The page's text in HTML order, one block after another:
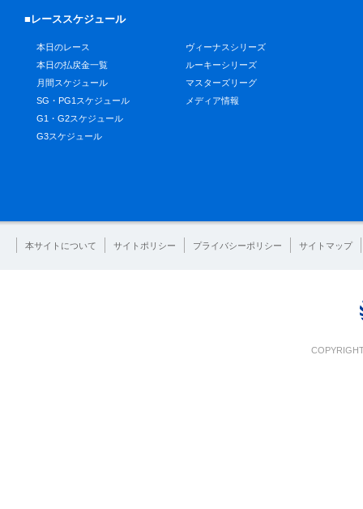
■レーススケジュール
本日のレース
本日の払戻金一覧
月間スケジュール
SG・PG1スケジュール
G1・G2スケジュール
G3スケジュール
ヴィーナスシリーズ
ルーキーシリーズ
マスターズリーグ
メディア情報
本サイトについて サイトポリシー プライバシーポリシー サイトマップ